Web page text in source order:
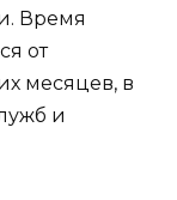
Время
от
месяцев, в
и